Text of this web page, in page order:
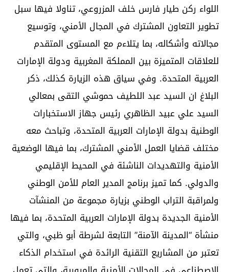
اللواء ركن طيار فارس خلف المزروعي، تناولا فيها سبل
تطوير التعاون المشترك في المجال الأمني، وتوسيع
مجالاته وأشكاله، بما يتلاءم مع المستوى المتقدم
للعلاقات المتميزة بين المملكة المغربية ودولة الإمارات
العربية المتحدة. وفي سياق هذه الزيارة كذلك، ذكر
البلاغ ان السيد عبد اللطيف حموشي التقى بمعالي
السيد علي عبيد الظاهري رئيس جهاز الاستخبارات
الوطنية بدولة الإمارات العربية المتحدة، وتباحث معه
مختلف قضايا العمل الأمني المشترك، بما فيها الوضعية
الأمنية والتهديدات الناشئة في المحيط الإقليمي
والدولي. كما تميز برنامج المدير العام للأمن الوطني
ولمراقبة التراب الوطني بزيارة مجموعة من المنشآت
الأمنية الجديدة بدولة الإمارات العربية المتحدة، بما فيها
منشأة “المدينة الآمنة” التابعة لشرطة أبو ظبي، والتي
تعتبر من المشاريع التقنية الرائدة في استخدام الذكاء